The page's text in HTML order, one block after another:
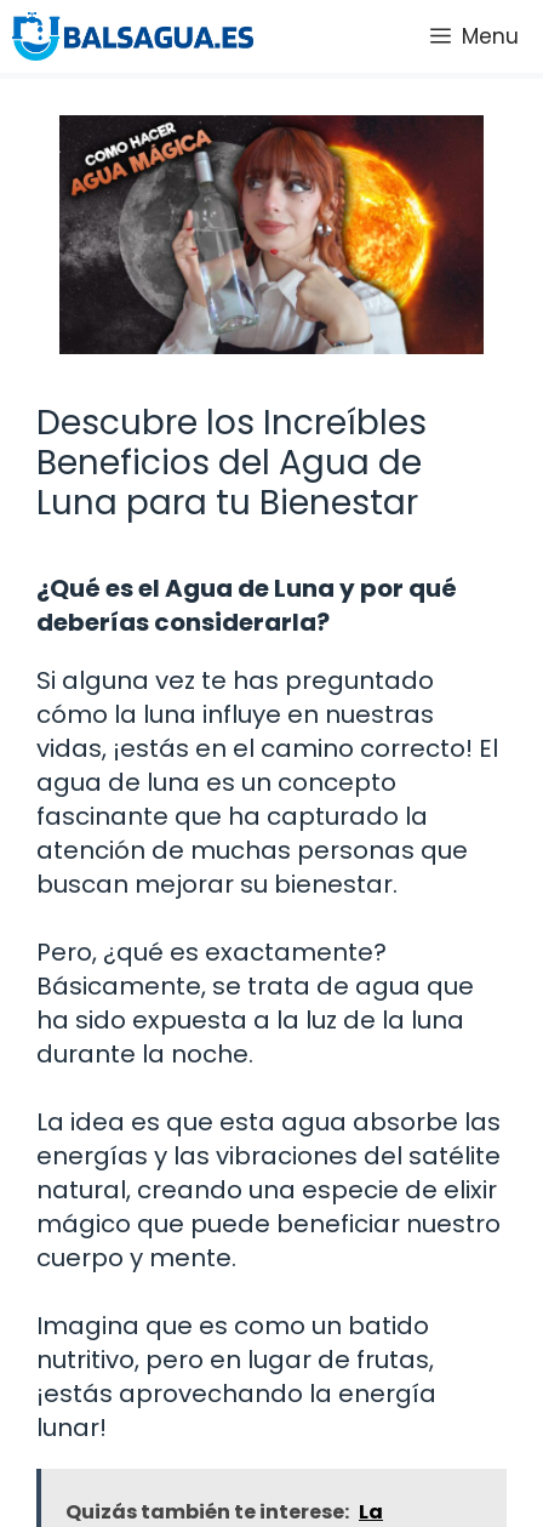
Saltar
al
Menu
Descubre los Increíbles
Beneficios del Agua de
Luna para tu Bienestar
¿Qué es el Agua de Luna y por qué
deberías considerarla?
Si alguna vez te has preguntado
cómo la luna influye en nuestras
vidas, ¡estás en el camino correcto! El
agua de luna es un concepto
fascinante que ha capturado la
atención de muchas personas que
buscan mejorar su bienestar.
Pero, ¿qué es exactamente?
Básicamente, se trata de agua que
ha sido expuesta a la luz de la luna
durante la noche.
La idea es que esta agua absorbe las
energías y las vibraciones del satélite
natural, creando una especie de elixir
mágico que puede beneficiar nuestro
cuerpo y mente.
Imagina que es como un batido
nutritivo, pero en lugar de frutas,
¡estás aprovechando la energía
lunar!
Quizás también te interese: La